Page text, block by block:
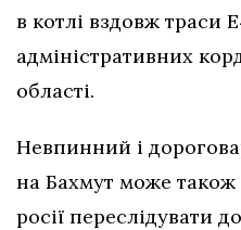
в котлі вздовж траси
адміністративних
області.
Невпинний і
на Бахмут може також
росії переслідувати